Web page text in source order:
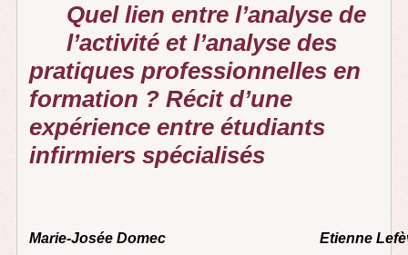
Quel lien entre l’analyse de
l’activité et l’analyse des
pratiques professionnelles en
formation ? Récit d’une
expérience entre étudiants
infirmiers spécialisés
Marie-JoséeDomec Etienne